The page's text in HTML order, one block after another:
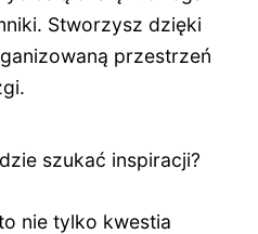
Stworzysz dzięki
przestrzeń
szukać inspiracji?
nie tylko kwestia